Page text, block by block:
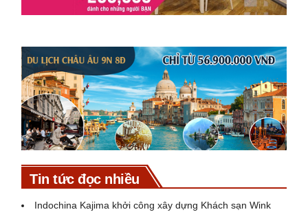
Tin tức đọc nhiều
Indochina Kajima khởi công xây dựng Khách sạn Wink